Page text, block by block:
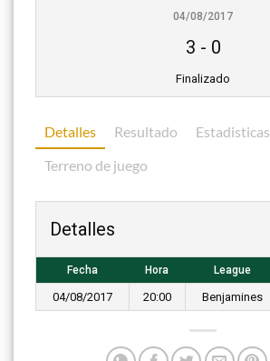
04/08/2017
3 - 0
Finalizado
Detalles Resultado
Estadisticas
Terreno de juego
Detalles
Fecha Hora League
04/08/2017 20:00 Benjamines